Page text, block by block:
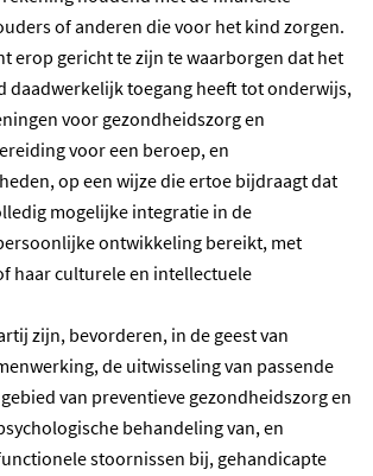
of anderen die voor het kind zorgen.
erop gericht te zijn te waarborgen dat het
daadwerkelijk toegang heeft tot onderwijs,
voor gezondheidszorg en
voor een beroep, en
op een wijze die ertoe bijdraagt dat
mogelijke integratie in de
ontwikkeling bereikt, met
haar culturele en intellectuele
zijn, bevorderen, in de geest van
de uitwisseling van passende
van preventieve gezondheidszorg en
behandeling van, en
stoornissen bij, gehandicapte